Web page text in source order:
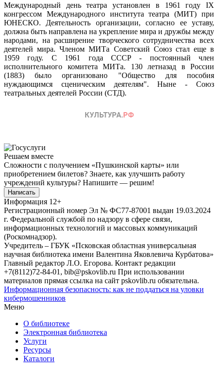
Международный день театра установлен в 1961 году IX
конгрессом Международного института театра (МИТ) при
ЮНЕСКО. Деятельность организации, согласно ее уставу,
должна быть направлена на укрепление мира и дружбы между
народами, на расширение творческого сотрудничества всех
деятелей мира. Членом МИТа Советский Союз стал еще в
1959 году. С 1961 года СССР - постоянный член
исполнительного комитета МИТа. 130 летназад в России
(1883) было организовано "Общество для пособия
нуждающимся сценическим деятелям". Ныне - Союз
театральных деятелей России (СТД).
Решаем вместе
Сложности с получением «Пушкинской карты» или
приобретением билетов? Знаете, как улучшить работу
учреждений культуры? Напишите — решим!
Написать
Информация 12+
Регистрационный номер Эл № ФС77-87001 выдан 19.03.2024
г. Федеральной службой по надзору в сфере связи,
информационных технологий и массовых коммуникаций
(Роскомнадзор).
Учредитель – ГБУК «Псковская областная универсальная
научная библиотека имени Валентина Яковлевича Курбатова»
Главный редактор Л.О. Егорова. Контакт редакции
+7(8112)72-84-01, bib@pskovlib.ru При использовании
материалов прямая ссылка на сайт pskovlib.ru обязательна.
Информационная безопасность: как не поддаться на уловки
кибермошенников
Меню
О библиотеке
Электронная библиотека
Услуги
Ресурсы
Каталоги